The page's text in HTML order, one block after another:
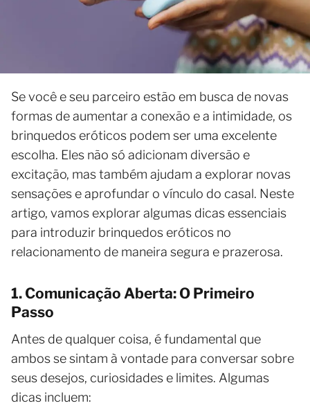
Se você e seu parceiro estão em busca de novas
formas de aumentar a conexão e a intimidade, os
brinquedos eróticos podem ser uma excelente
escolha. Eles não só adicionam diversão e
excitação, mas também ajudam a explorar novas
sensações e aprofundar o vínculo do casal. Neste
artigo, vamos explorar algumas dicas essenciais
para introduzir brinquedos eróticos no
relacionamento de maneira segura e prazerosa.
1. Comunicação Aberta: O Primeiro
Passo
Antes de qualquer coisa, é fundamental que
ambos se sintam à vontade para conversar sobre
seus desejos, curiosidades e limites. Algumas
dicas incluem: